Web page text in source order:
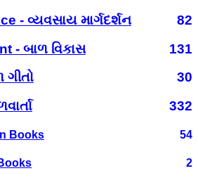
- વ્યવસાય માર્ગદર્શન
82
- બાળ વિકાસ
131
30
332
Books 54
2